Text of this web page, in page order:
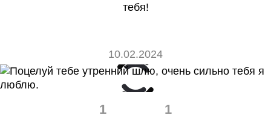
тебя!
10.02.2024
1 1